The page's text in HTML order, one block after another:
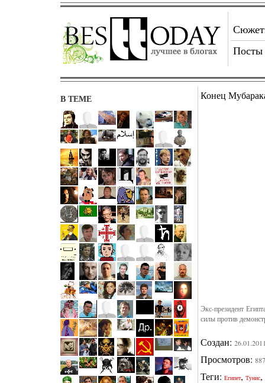
Посты
В ТЕМЕ Конец
Экс-президент
силы против
Создан:
Просмотров:
Теги: Египет, Тунис,